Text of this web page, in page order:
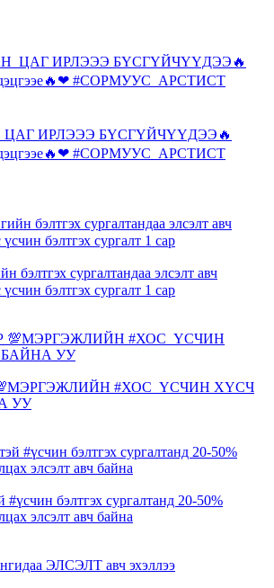
ИРЛЭЭЭ БҮСГҮЙЧҮҮДЭЭ🔥
#СОРМУУС_АРСТИСТ
бэлтгэх сургалтандаа элсэлт авч
бэлтгэх сургалт 1 сар
#ХОС_ҮСЧИН ХҮСЧ
УУ
#үсчин бэлтгэх сургалтанд 20-50%
элсэлт авч байна